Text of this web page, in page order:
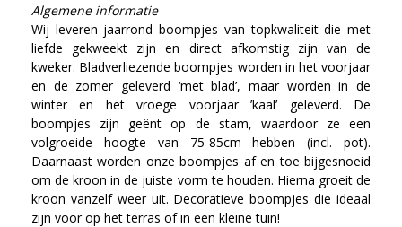
Algemene informatie
Wij leveren jaarrond boompjes van topkwaliteit die met
liefde gekweekt zijn en direct afkomstig zijn van de
kweker. Bladverliezende boompjes worden in het voorjaar
en de zomer geleverd ‘met blad’, maar worden in de
winter en het vroege voorjaar ’kaal’ geleverd. De
boompjes zijn geënt op de stam, waardoor ze een
volgroeide hoogte van 75-85cm hebben (incl. pot).
Daarnaast worden onze boompjes af en toe bijgesnoeid
om de kroon in de juiste vorm te houden. Hierna groeit de
kroon vanzelf weer uit. Decoratieve boompjes die ideaal
zijn voor op het terras of in een kleine tuin!